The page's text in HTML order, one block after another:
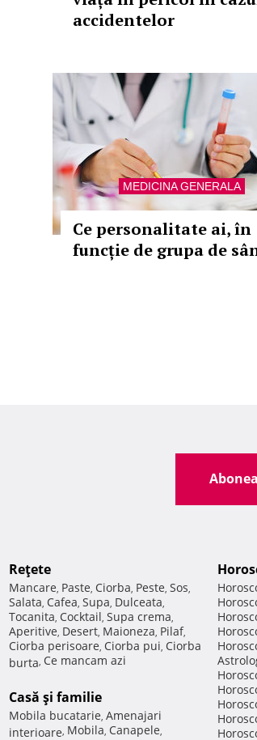
accidentelor
MEDICINA GENERALA
Ce personalitate ai, în
funcție de grupa de
Reţete
Mancare, Paste, Ciorba, Peste, Sos,
Salata, Cafea, Supa, Dulceata,
Tocanita, Cocktail, Supa crema,
Aperitive, Desert, Maioneza, Pilaf,
Ciorba perisoare, Ciorba pui, Ciorba
burta, Ce mancam azi
Casă şi familie
Mobila bucatarie, Amenajari
interioare, Mobila, Canapele,